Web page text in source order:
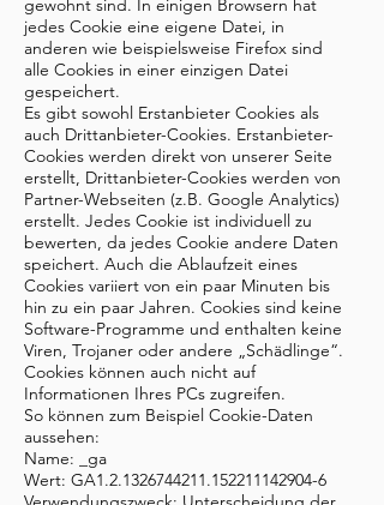
gewohnt sind. In einigen Browsern hat
jedes Cookie eine eigene Datei, in
anderen wie beispielsweise Firefox sind
alle Cookies in einer einzigen Datei
gespeichert.
Es gibt sowohl Erstanbieter Cookies als
auch Drittanbieter-Cookies. Erstanbieter-
Cookies werden direkt von unserer Seite
erstellt, Drittanbieter-Cookies werden von
Partner-Webseiten (z.B. Google Analytics)
erstellt. Jedes Cookie ist individuell zu
bewerten, da jedes Cookie andere Daten
speichert. Auch die Ablaufzeit eines
Cookies variiert von ein paar Minuten bis
hin zu ein paar Jahren. Cookies sind keine
Software-Programme und enthalten keine
Viren, Trojaner oder andere „Schädlinge“.
Cookies können auch nicht auf
Informationen Ihres PCs zugreifen.
So können zum Beispiel Cookie-Daten
aussehen:
Name: _ga
Wert: GA1.2.1326744211.152211142904-6